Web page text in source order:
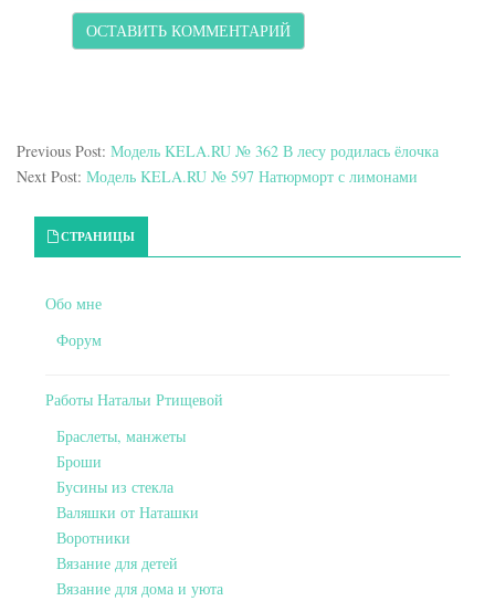
Previous Post: Модель KELA.RU № 362 В лесу родилась ёлочка
Next Post: Модель KELA.RU № 597 Натюрморт с лимонами
Primary Sidebar
СТРАНИЦЫ
Обо мне
Форум
Работы Натальи Ртищевой
Браслеты, манжеты
Броши
Бусины из стекла
Валяшки от Наташки
Воротники
Вязание для детей
Вязание для дома и уюта